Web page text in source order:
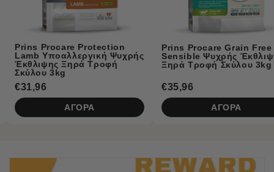
Ψυχρής
Prins Procare Grain Free
Sensible Ψυχρής Έκθλιψης
Ξηρά Τροφή Σκύλου 3kg